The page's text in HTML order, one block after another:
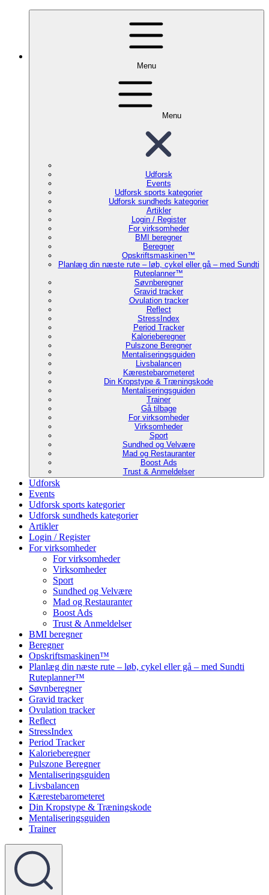
Menu
Menu
Udforsk
Events
Udforsk sports kategorier
Udforsk sundheds kategorier
Artikler
Login / Register
For virksomheder
BMI beregner
Beregner
Opskriftsmaskinen™
Planlæg din næste rute – løb, cykel eller gå – med Sundti
Ruteplanner™
Søvnberegner
Gravid tracker
Ovulation tracker
Reflect
StressIndex
Period Tracker
Kalorieberegner
Pulszone Beregner
Mentaliseringsguiden
Livsbalancen
Kærestebarometeret
Din Kropstype & Træningskode
Mentaliseringsguiden
Trainer
Gå tilbage
For virksomheder
Virksomheder
Sport
Sundhed og Velvære
Mad og Restauranter
Boost Ads
Trust & Anmeldelser
Udforsk
Events
Udforsk sports kategorier
Udforsk sundheds kategorier
Artikler
Login / Register
For virksomheder
For virksomheder
Virksomheder
Sport
Sundhed og Velvære
Mad og Restauranter
Boost Ads
Trust & Anmeldelser
BMI beregner
Beregner
Opskriftsmaskinen™
Planlæg din næste rute – løb, cykel eller gå – med Sundti
Ruteplanner™
Søvnberegner
Gravid tracker
Ovulation tracker
Reflect
StressIndex
Period Tracker
Kalorieberegner
Pulszone Beregner
Mentaliseringsguiden
Livsbalancen
Kærestebarometeret
Din Kropstype & Træningskode
Mentaliseringsguiden
Trainer